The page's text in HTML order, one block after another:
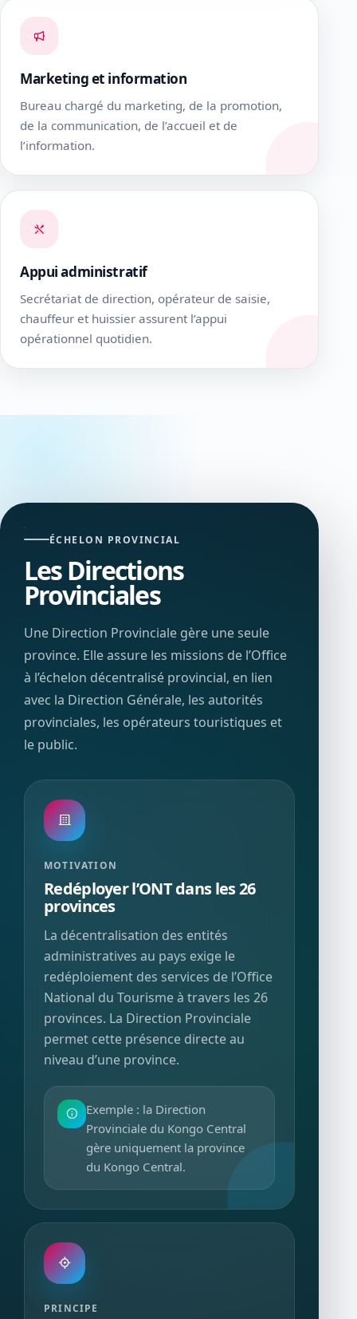
Marketing et information
Bureau chargé du marketing, de la promotion,
de la communication, de l’accueil et de
l’information.
Appui administratif
Secrétariat de direction, opérateur de saisie,
chauffeur et huissier assurent l’appui
opérationnel quotidien.
ÉCHELON PROVINCIAL
Les Directions
Provinciales
Une Direction Provinciale gère une seule
province. Elle assure les missions de l’Office
à l’échelon décentralisé provincial, en lien
avec la Direction Générale, les autorités
provinciales, les opérateurs touristiques et
le public.
MOTIVATION
Redéployer l’ONT dans les 26
provinces
La décentralisation des entités
administratives au pays exige le
redéploiement des services de l’Office
National du Tourisme à travers les 26
provinces. La Direction Provinciale
permet cette présence directe au
niveau d’une province.
Exemple : la Direction
Provinciale du Kongo Central
gère uniquement la province
du Kongo Central.
PRINCIPE